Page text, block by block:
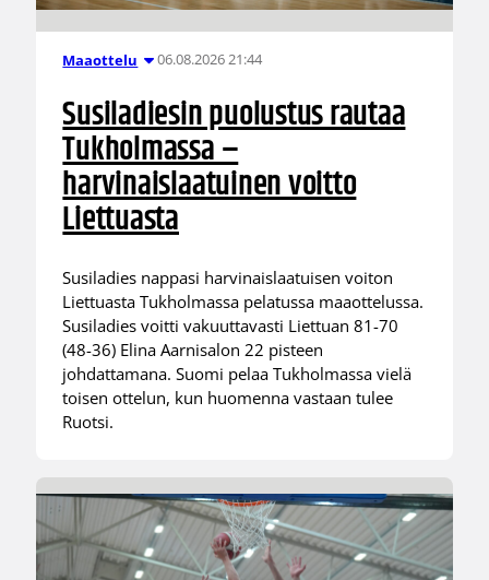
Maaottelu 06.08.2026 21:44
Susiladiesin puolustus rautaa
Tukholmassa –
harvinaislaatuinen voitto
Liettuasta
Susiladies nappasi harvinaislaatuisen voiton
Liettuasta Tukholmassa pelatussa maaottelussa.
Susiladies voitti vakuuttavasti Liettuan 81-70
(48-36) Elina Aarnisalon 22 pisteen
johdattamana. Suomi pelaa Tukholmassa vielä
toisen ottelun, kun huomenna vastaan tulee
Ruotsi.